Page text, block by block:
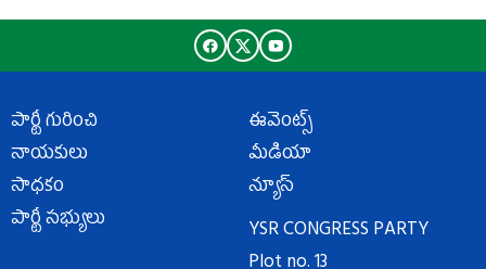
పార్టీ గురించి
నాయకులు
సాధకం
పార్టీ సభ్యులు
ఈవెంట్స్
మీడియా
న్యూస్
YSR CONGRESS PARTY